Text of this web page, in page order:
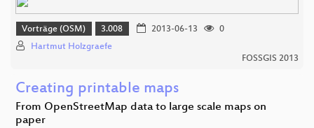
Vorträge (OSM) 3.008 2013-06-13
0
Hartmut Holzgraefe
FOSSGIS 2013
Creating printable maps
From OpenStreetMap data to large scale maps on
paper